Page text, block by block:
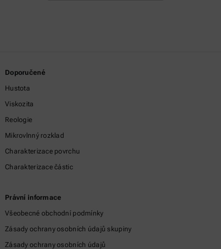
Doporučené
Hustota
Viskozita
Reologie
Mikrovlnný rozklad
Charakterizace povrchu
Charakterizace částic
Právní informace
Všeobecné obchodní podmínky
Zásady ochrany osobních údajů skupiny
Zásady ochrany osobních údajů